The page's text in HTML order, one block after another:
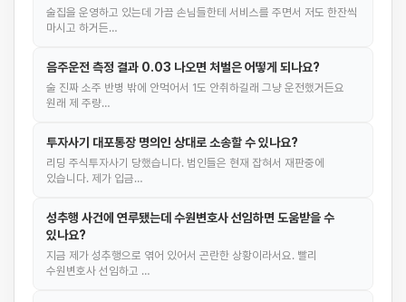
술집을 운영하고 있는데 가끔 손님들한테 서비스를 주면서 저도 한잔씩
마시고 하거든…
음주운전 측정 결과 0.03 나오면 처벌은 어떻게 되나요?
술 진짜 소주 반병 밖에 안먹어서 1도 안취하길래 그냥 운전했거든요
원래 제 주량…
투자사기 대포통장 명의인 상대로 소송할 수 있나요?
리딩 주식투자사기 당했습니다. 범인들은 현재 잡혀서 재판중에
있습니다. 제가 입금…
성추행 사건에 연루됐는데 수원변호사 선임하면 도움받을 수
있나요?
지금 제가 성추행으로 엮어 있어서 곤란한 상황이라서요. 빨리
수원변호사 선임하고 …